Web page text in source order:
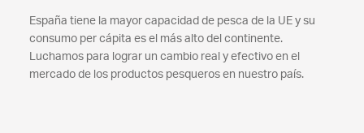
España tiene la mayor capacidad de pesca de la UE y su
consumo per cápita es el más alto del continente.
Luchamos para lograr un cambio real y efectivo en el
mercado de los productos pesqueros en nuestro país.